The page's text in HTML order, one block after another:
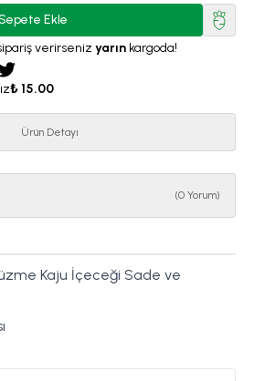
Ekle
verirseniz yarın kargoda!
₺ 15.00
Ürün Detayı
(0 Yorum)
Kaju İçeceği Sade ve